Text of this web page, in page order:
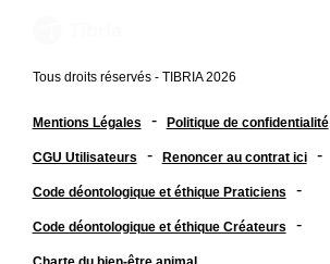
Tous droits réservés - TIBRIA 2026
Mentions Légales - Politique de confidentialité
CGU Utilisateurs - Renoncer au contrat ici -
Code déontologique et éthique Praticiens -
Code déontologique et éthique Créateurs -
Charte du bien-être animal